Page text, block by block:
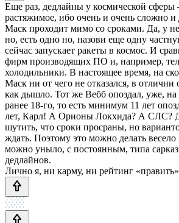
Еще раз, дедлайны у космической
растяжимое, ибо очень и очень сложно
Маск проходит мимо со сроками. Да, у
но, есть одно но, назови еще одну
сейчас запускает ракеты в космос. И
фирм производящих ПО и, например,
холодильники. В настоящее время, на
Маск ни от чего не отказался, в отличии
как дышло. Тот же Вебб опоздал, уже, на
ранее 18-го, то есть минимум 11 лет
лет, Карл! А Орионы Локхида? А СЛС?
шутить, что сроки просраны, но
ждать. Поэтому это можно делать весело
можно уныло, с постоянным, типа
дедлайнов.
Лично я, ни карму, ни рейтинг